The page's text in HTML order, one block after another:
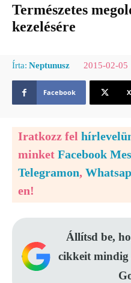
Természetes
kezelésére
Írta: Neptunusz 2015-02-05
Facebook X
Iratkozz fel
minket Facebook
Telegramon,
en!
Állítsd be,
cikkeit mindig